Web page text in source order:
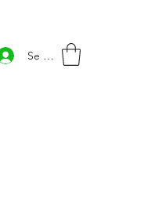
Se connecter